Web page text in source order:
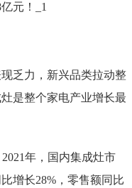
乏力，新兴品类拉动整
是整个家电产业增长最
年，国内集成灶市
增长28%，零售额同比